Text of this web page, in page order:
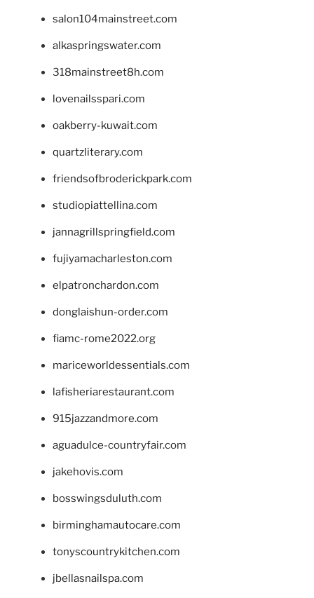
salon104mainstreet.com
alkaspringswater.com
318mainstreet8h.com
lovenailsspari.com
oakberry-kuwait.com
quartzliterary.com
friendsofbroderickpark.com
studiopiattellina.com
jannagrillspringfield.com
fujiyamacharleston.com
elpatronchardon.com
donglaishun-order.com
fiamc-rome2022.org
mariceworldessentials.com
lafisheriarestaurant.com
915jazzandmore.com
aguadulce-countryfair.com
jakehovis.com
bosswingsduluth.com
birminghamautocare.com
tonyscountrykitchen.com
jbellasnailspa.com